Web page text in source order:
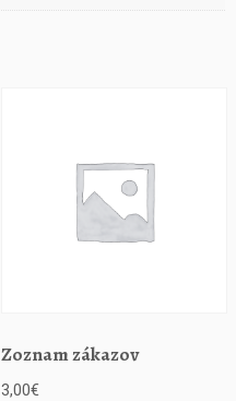
Zoznam zákazov
3,00€